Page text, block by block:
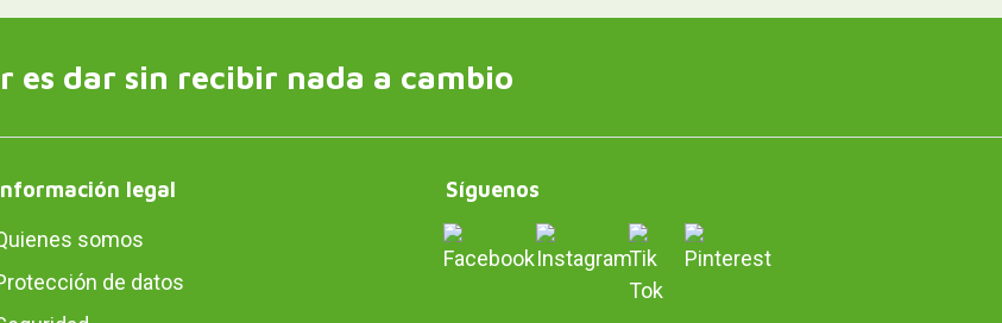
es dar sin recibir nada a cambio
legal
somos
de datos
Síguenos